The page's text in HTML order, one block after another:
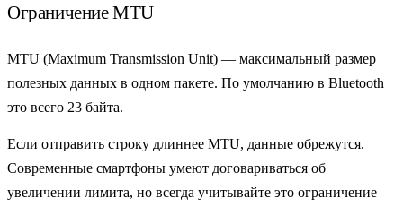
Ограничение MTU
MTU (Maximum Transmission Unit) — максимальный размер
полезных данных в одном пакете. По умолчанию в Bluetooth
это всего 23 байта.
Если отправить строку длиннее MTU, данные обрежутся.
Современные смартфоны умеют договариваться об
увеличении лимита, но всегда учитывайте это ограничение